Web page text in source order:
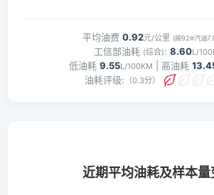
平均油费 0.92元/公里 (按92#汽油
工信部油耗 (综合): 8.60L/
低油耗 9.55L/100KM | 高油耗
油耗评级: （0.3分）